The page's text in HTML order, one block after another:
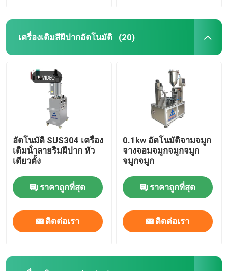
เครื่องเติมสีฝีปากอัตโนมัติ (20)
อัตโนมัติ SUS304 เครื่อง
เติมน้ําลายริมฝีปาก หัว
เดียวตั้ง
ราคาถูกที่สุด
ติดต่อเรา
0.1kw อัตโนมัติจามจมูก
จางจอมจมูกจมูกจมูก
จมูกจมูก
ราคาถูกที่สุด
ติดต่อเรา